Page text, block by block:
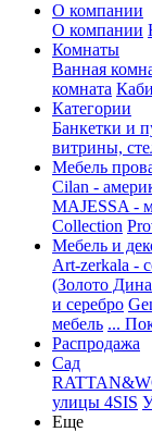
О компании
О компании
Комнаты
Ванная
комната
Категории
Банкетки и
витрины,
Мебель
Cilan -
MAJESSA -
Collection
Мебель и
Art-zerkala -
(Золото
и серебро
мебель ...
Распродажа
Сад
улицы 4SIS
Еще